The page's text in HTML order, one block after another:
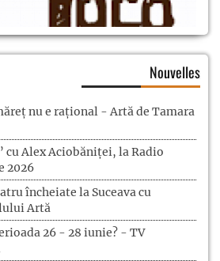
Nouvelles
nu e rațional - Artă de Tamara
cu Alex Aciobăniței, la Radio
2026
încheiate la Suceava cu
Artă
26 - 28 iunie? - TV